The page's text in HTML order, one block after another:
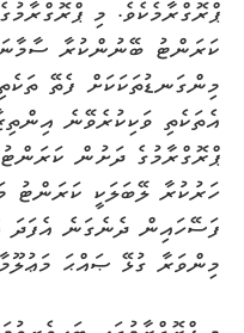
ޕްރޮގްރާމެކެވެ. މި
ކަރަންޓު ބޭނުންކުރާ
މިންގަނޑުތަކަކަށް ފެތޭ
އެތަކެތި ވަކިކުރެވޭނެ
ޕްރޮގްރާމުގެ ދަށުން
ހަރުކުރާ ލޭބަލަކީ ކަރަންޓު
ފަސޭހައިން ދެނެގަނެ
މިންވަރާ ގުޅޭ ޞައްޙަ